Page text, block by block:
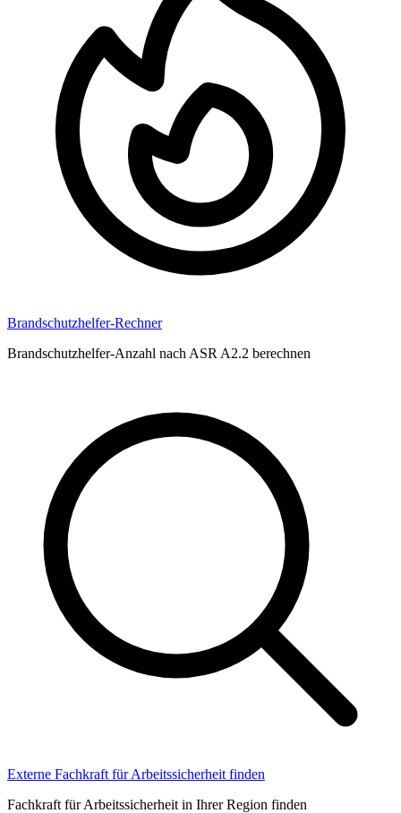
Brandschutzhelfer-Rechner
Brandschutzhelfer-Anzahl nach ASR A2.2 berechnen
Externe Fachkraft für Arbeitssicherheit finden
Fachkraft für Arbeitssicherheit in Ihrer Region finden